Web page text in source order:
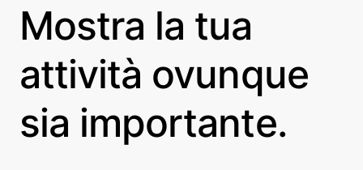
Mostra la tua
attività ovunque
sia importante.